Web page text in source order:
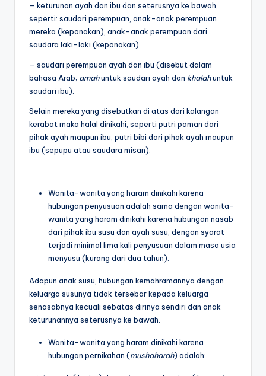
– keturunan ayah dan ibu dan seterusnya ke bawah,
seperti: saudari perempuan, anak-anak perempuan
mereka (keponakan), anak-anak perempuan dari
saudara laki-laki (keponakan).
– saudari perempuan ayah dan ibu (disebut dalam
bahasa Arab; amahuntuk saudari ayah dan khalahuntuk
saudari ibu).
Selain mereka yang disebutkan di atas dari kalangan
kerabat maka halal dinikahi, seperti putri paman dari
pihak ayah maupun ibu, putri bibi dari pihak ayah maupun
ibu (sepupu atau saudara misan).
Wanita-wanita yang haram dinikahi karena
hubungan penyusuan adalah sama dengan wanita-
wanita yang haram dinikahi karena hubungan nasab
dari pihak ibu susu dan ayah susu, dengan syarat
terjadi minimal lima kali penyusuan dalam masa usia
menyusu (kurang dari dua tahun).
Adapun anak susu, hubungan kemahramannya dengan
keluarga susunya tidak tersebar kepada keluarga
senasabnya kecuali sebatas dirinya sendiri dan anak
keturunannya seterusnya ke bawah.
Wanita-wanita yang haram dinikahi karena
hubungan pernikahan (mushaharah) adalah: